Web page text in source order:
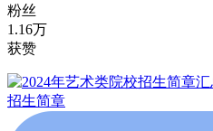
粉丝
1.16万
获赞
招生简章